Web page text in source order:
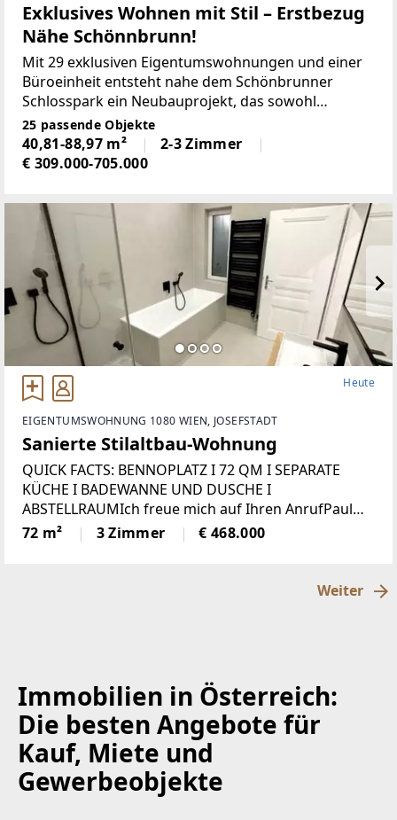
Exklusives Wohnen mit Stil – Erstbezug
Nähe Schönnbrunn!
Mit 29 exklusiven Eigentumswohnungen und einer
Büroeinheit entsteht nahe dem Schönbrunner
Schlosspark ein Neubauprojekt, das sowohl
Eigennutzer als auch Anleger begeistert. Die
intelligent geplanten 2- bis 4-Zimmer-
Wohnungen bieten
25 passende Objekte
40,81-88,97 m²
2-3 Zimmer
€ 309.000-705.000
Heute
EIGENTUMSWOHNUNG 1080 WIEN, JOSEFSTADT
Sanierte Stilaltbau-Wohnung
QUICK FACTS: BENNOPLATZ I 72 QM I SEPARATE
KÜCHE I BADEWANNE UND DUSCHE I
ABSTELLRAUMIch freue mich auf Ihren AnrufPaul
Kleindl 0699 1188 7600 oder 01 526 26
36Willkommen in Ihrem neuen Zuhause beim
72 m² 3 Zimmer € 468.000
Weiter
Immobilien in Österreich:
Die besten Angebote für
Kauf, Miete und
Gewerbeobjekte